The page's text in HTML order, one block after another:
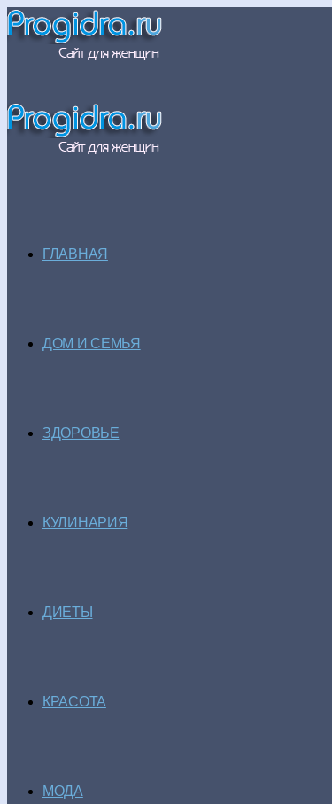
ГЛАВНАЯ
ДОМ И СЕМЬЯ
ЗДОРОВЬЕ
КУЛИНАРИЯ
ДИЕТЫ
КРАСОТА
МОДА